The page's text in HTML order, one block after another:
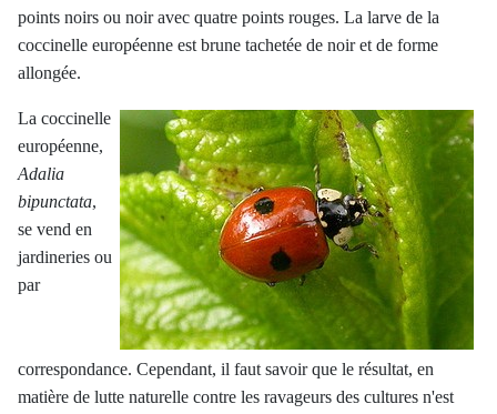
points noirs ou noir avec quatre points rouges. La larve de la
coccinelle européenne est brune tachetée de noir et de forme
allongée.
La coccinelle
européenne,
Adalia
bipunctata,
se vend en
jardineries ou
par
correspondance. Cependant, il faut savoir que le résultat, en
matière de lutte naturelle contre les ravageurs des cultures n'est